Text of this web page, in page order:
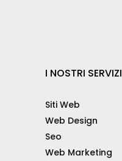
I NOSTRI SERVIZI
Siti Web
Web Design
Seo
Web Marketing